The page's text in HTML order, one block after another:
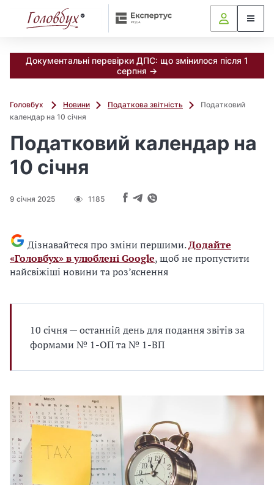
Документальні перевірки ДПС: що змінилося після 1
серпня →
Головбух Новини Податкова звітність
Податковий
календар на 10 січня
Податковий календар на
10 січня
9 січня 2025 1185
Дізнавайтеся про зміни першими.Додайте
«Головбух» в улюблені Google, щоб не пропустити
найсвіжіші новини та роз’яснення
10 січня — останній день для подання звітів за
формами № 1-ОП та № 1-ВП